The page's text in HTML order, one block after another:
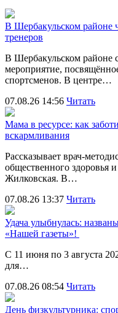
В Шербакульском районе
тренеров
В Шербакульском районе
мероприятие,
спортсменов. В центре…
07.08.26 14:56 Читать
Мама в ресурсе: как
вскармливания
Рассказывает врач-
общественного здоровья
Жилковская. В…
07.08.26 13:37 Читать
Удача улыбнулась:
«Нашей газеты»!
С 11 июня по 3 августа
для…
07.08.26 08:54 Читать
День физкультурника: